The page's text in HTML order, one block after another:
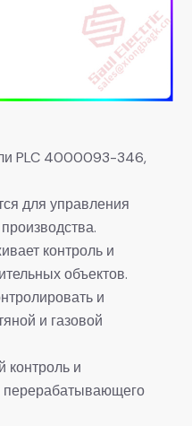
PLC 4000093-346,
для управления
контроль и
объектов.
и
и газовой
контроль и
перерабатывающего